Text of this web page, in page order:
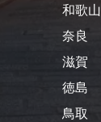
和歌山
奈良
滋賀
徳島
鳥取